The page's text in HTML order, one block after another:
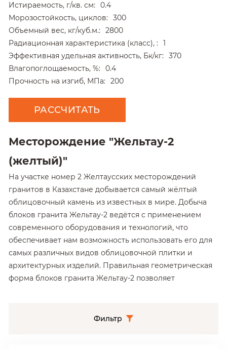
Истираемость, г/кв. см:
0.4
Морозостойкость, циклов:
300
Объемный вес, кг/куб.м.:
2800
Радиационная характеристика (класс), :
1
Эффективная удельная активность, Бк/кг:
370
Влагопоглощаемость, %:
0.4
Прочность на изгиб, МПа:
200
РАССЧИТАТЬ
Месторождение "Жельтау-2
(желтый)"
На участке номер 2 Желтаусских месторождений
гранитов в Казахстане добывается самый жёлтый
облицовочный камень из известных в мире. Добыча
блоков гранита Жельтау-2 ведётся с применением
современного оборудования и технологий, что
обеспечивает нам возможность использовать его для
самых различных видов облицовочной плитки и
архитектурных изделий. Правильная геометрическая
форма блоков гранита Жельтау-2 позволяет
плиты и изделия из гранита Жельтау-2 вполне
Фильтр